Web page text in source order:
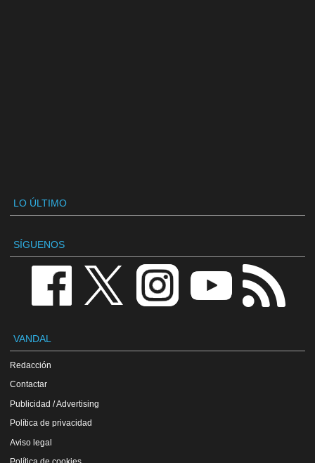
LO ÚLTIMO
SÍGUENOS
VANDAL
Redacción
Contactar
Publicidad / Advertising
Política de privacidad
Aviso legal